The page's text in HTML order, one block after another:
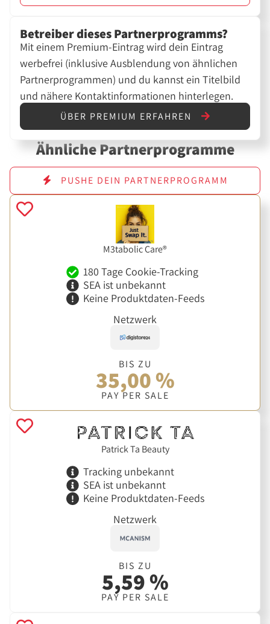
Betreiber dieses Partnerprogramms?
Mit einem Premium-Eintrag wird dein Eintrag
werbefrei (inklusive Ausblendung von ähnlichen
Partnerprogrammen) und du kannst ein Titelbild
und nähere Kontaktinformationen hinterlegen.
ÜBER PREMIUM ERFAHREN
Ähnliche Partnerprogramme
PUSHE DEIN PARTNERPROGRAMM
M3tabolic Care®
180 Tage Cookie-Tracking
SEA ist unbekannt
Keine Produktdaten-Feeds
Netzwerk
BIS ZU
35,00 %
PAY PER SALE
Patrick Ta Beauty
Tracking unbekannt
SEA ist unbekannt
Keine Produktdaten-Feeds
Netzwerk
BIS ZU
5,59 %
PAY PER SALE